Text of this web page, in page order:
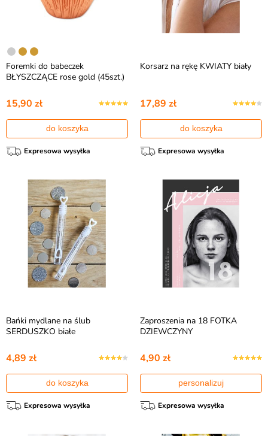
Foremki do babeczek
BŁYSZCZĄCE rose gold (45szt.)
15,90 zł
do koszyka
Expresowa wysyłka
Korsarz na rękę KWIATY biały
17,89 zł
do koszyka
Expresowa wysyłka
Bańki mydlane na ślub
SERDUSZKO białe
4,89 zł
do koszyka
Expresowa wysyłka
Zaproszenia na 18 FOTKA
DZIEWCZYNY
4,90 zł
personalizuj
Expresowa wysyłka